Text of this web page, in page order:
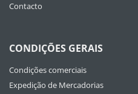
Contacto
CONDIÇÕES GERAIS
Condições comerciais
Expedição de Mercadorias